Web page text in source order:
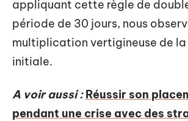
appliquant cette règle de
période de 30 jours, nous
multiplication vertigineuse de la
initiale.
A voir aussi : Réussir son
pendant une crise avec des